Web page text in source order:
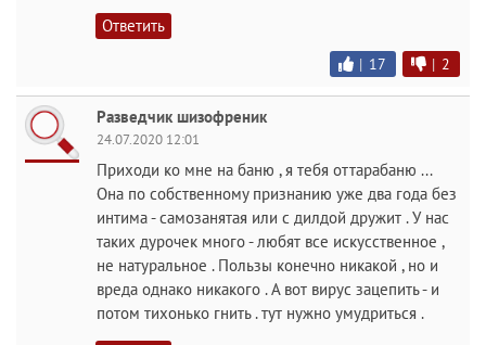
Ответить
| 17 | 2
Разведчик шизофреник
24.07.2020 12:01
Приходи ко мне на баню , я тебя оттарабаню ...
Она по собственному признанию уже два года без
интима - самозанятая или с дилдой дружит . У нас
таких дурочек много - любят все искусственное ,
не натуральное . Пользы конечно никакой , но и
вреда однако никакого . А вот вирус зацепить - и
потом тихонько гнить . тут нужно умудриться .